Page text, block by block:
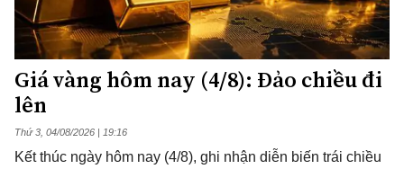
Giá vàng hôm nay (4/8): Đảo chiều đi
lên
Thứ 3, 04/08/2026 | 19:16
Kết thúc ngày hôm nay (4/8), ghi nhận diễn biến trái chiều